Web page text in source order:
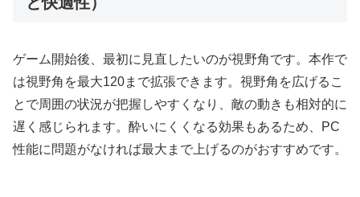
ゲーム開始後、最初に見直したいのが視野角です。本作で
は視野角を最大120まで拡張できます。視野角を広げるこ
とで周囲の状況が把握しやすくなり、敵の動きも相対的に
遅く感じられます。酔いにくくなる効果もあるため、PC
性能に問題がなければ最大まで上げるのがおすすめです。